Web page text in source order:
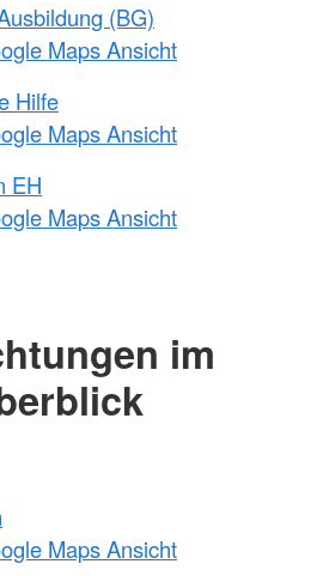
(BG)
Maps Ansicht
Hilfe
Maps Ansicht
EH
Maps Ansicht
im
Maps Ansicht